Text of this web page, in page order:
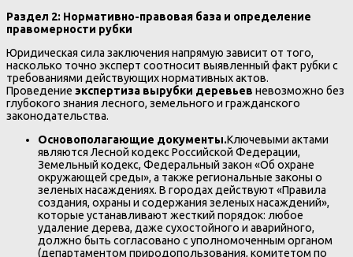
Раздел 2: Нормативно-правовая база и определение
правомерности рубки
Юридическая сила заключения напрямую зависит от того,
насколько точно эксперт соотносит выявленный факт рубки с
требованиями действующих нормативных актов.
Проведение экспертиза вырубки деревьев невозможно без
глубокого знания лесного, земельного и гражданского
законодательства.
Основополагающие документы.Ключевыми актами
являются Лесной кодекс Российской Федерации,
Земельный кодекс, Федеральный закон «Об охране
окружающей среды», а также региональные законы о
зеленых насаждениях. В городах действуют «Правила
создания, охраны и содержания зеленых насаждений»,
которые устанавливают жесткий порядок: любое
удаление дерева, даже сухостойного и аварийного,
должно быть согласовано с уполномоченным органом
(департаментом природопользования, комитетом по